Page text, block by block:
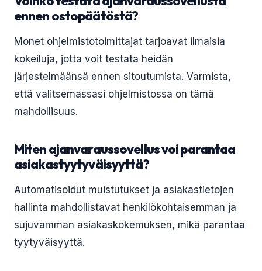
ennen ostopäätöstä?
Monet ohjelmistotoimittajat tarjoavat ilmaisia
kokeiluja, jotta voit testata heidän
järjestelmäänsä ennen sitoutumista. Varmista,
että valitsemassasi ohjelmistossa on tämä
mahdollisuus.
Miten ajanvaraussovellus voi parantaa
asiakastyytyväisyyttä?
Automatisoidut muistutukset ja asiakastietojen
hallinta mahdollistavat henkilökohtaisemman ja
sujuvamman asiakaskokemuksen, mikä parantaa
tyytyväisyyttä.